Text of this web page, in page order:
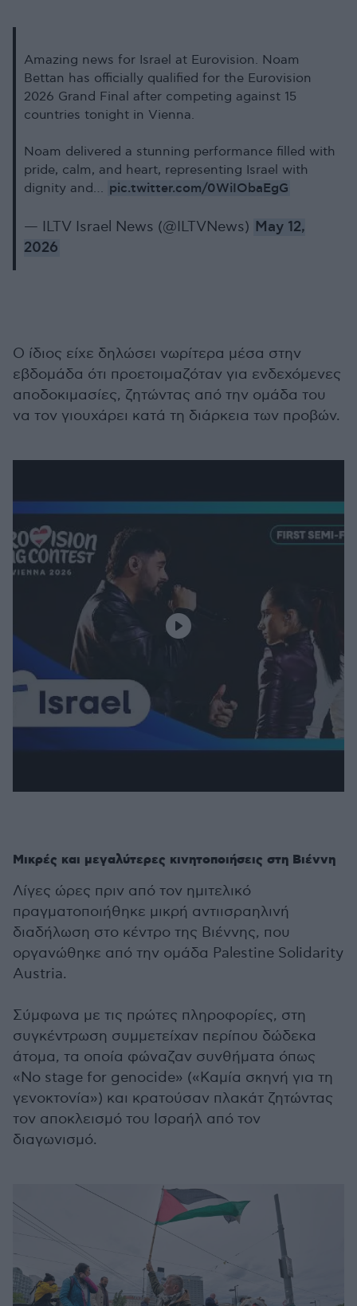
Amazing news for Israel at Eurovision. Noam
Bettan has officially qualified for the Eurovision
2026 Grand Final after competing against 15
countries tonight in Vienna.
Noam delivered a stunning performance filled with
pride, calm, and heart, representing Israel with
dignity and… pic.twitter.com/0WiIObaEgG
— ILTV Israel News (@ILTVNews) May 12,
2026
Ο ίδιος είχε δηλώσει νωρίτερα μέσα στην
εβδομάδα ότι προετοιμαζόταν για ενδεχόμενες
αποδοκιμασίες, ζητώντας από την ομάδα του
να τον γιουχάρει κατά τη διάρκεια των προβών.
Μικρές και μεγαλύτερες κινητοποιήσεις στη Βιέννη
Λίγες ώρες πριν από τον ημιτελικό
πραγματοποιήθηκε μικρή αντιισραηλινή
διαδήλωση στο κέντρο της Βιέννης, που
οργανώθηκε από την ομάδα Palestine Solidarity
Austria.
Σύμφωνα με τις πρώτες πληροφορίες, στη
συγκέντρωση συμμετείχαν περίπου δώδεκα
άτομα, τα οποία φώναζαν συνθήματα όπως
«No stage for genocide» («Καμία σκηνή για τη
γενοκτονία») και κρατούσαν πλακάτ ζητώντας
τον αποκλεισμό του Ισραήλ από τον
διαγωνισμό.